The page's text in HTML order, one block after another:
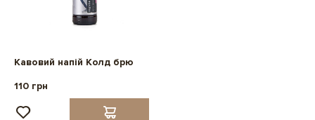
Кавовий напій Колд брю
110 грн